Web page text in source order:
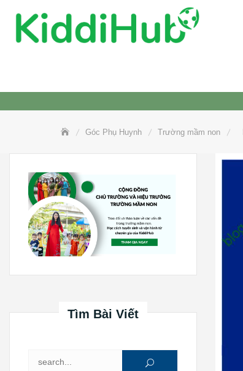
content
Góc Phụ Huynh Trường mầm non
Tìm Bài Viết
Tìm kiếm cho: